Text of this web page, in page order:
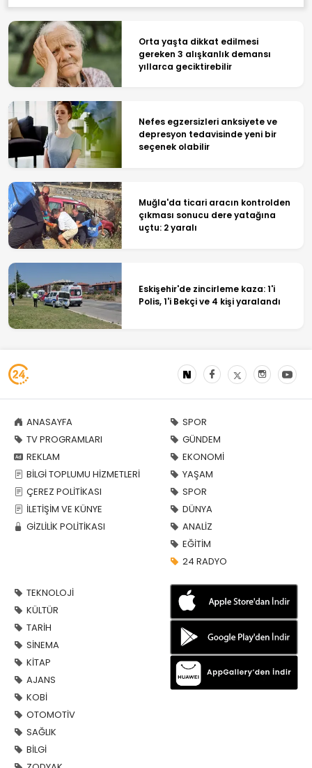
Orta yaşta dikkat edilmesi
gereken 3 alışkanlık demansı
yıllarca geciktirebilir
Nefes egzersizleri anksiyete ve
depresyon tedavisinde yeni bir
seçenek olabilir
Muğla'da ticari aracın kontrolden
çıkması sonucu dere yatağına
uçtu: 2 yaralı
Eskişehir'de zincirleme kaza: 1'i
Polis, 1'i Bekçi ve 4 kişi yaralandı
ANASAYFA
TV PROGRAMLARI
REKLAM
BİLGİ TOPLUMU HİZMETLERİ
ÇEREZ POLİTİKASI
İLETİŞİM VE KÜNYE
GİZLİLİK POLİTİKASI
SPOR
GÜNDEM
EKONOMİ
YAŞAM
SPOR
DÜNYA
ANALİZ
EĞİTİM
24 RADYO
TEKNOLOJİ
KÜLTÜR
TARİH
SİNEMA
KİTAP
AJANS
KOBİ
OTOMOTİV
SAĞLIK
BİLGİ